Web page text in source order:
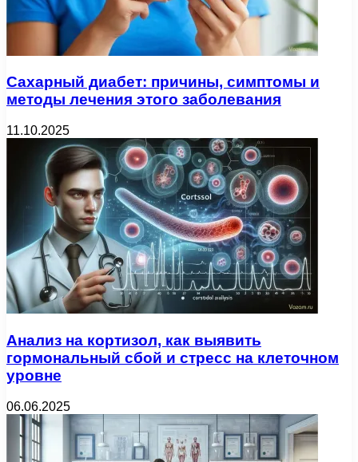
Сахарный диабет: причины, симптомы и
методы лечения этого заболевания
11.10.2025
Анализ на кортизол, как выявить
гормональный сбой и стресс на клеточном
уровне
06.06.2025